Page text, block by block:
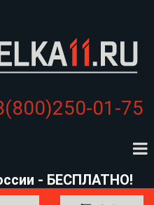
01-75
- БЕСПЛАТНО!